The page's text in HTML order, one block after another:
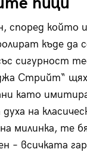
според който
къде да
сигурност
Стрийт“
като
на
милинка, те
– всичката